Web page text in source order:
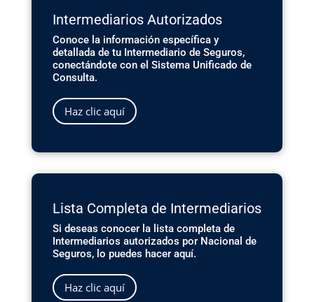
Intermediarios Autorizados
Conoce la información específica y
detallada de tu Intermediario de Seguros,
conectándote con el Sistema Unificado de
Consulta.
Haz clic aquí
Lista Completa de Intermediarios
Si deseas conocer la lista completa de
Intermediarios autorizados por Nacional de
Seguros, lo puedes hacer aquí.
Haz clic aquí